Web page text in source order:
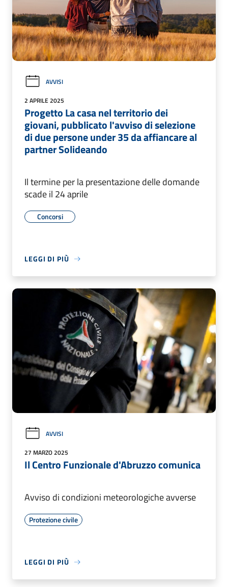
AVVISI
2 APRILE 2025
Progetto La casa nel territorio dei
giovani, pubblicato l'avviso di selezione
di due persone under 35 da affiancare al
partner Solideando
Il termine per la presentazione delle domande
scade il 24 aprile
Concorsi
LEGGI DI PIÙ
AVVISI
27 MARZO 2025
Il Centro Funzionale d'Abruzzo comunica
Avviso di condizioni meteorologiche avverse
Protezione civile
LEGGI DI PIÙ